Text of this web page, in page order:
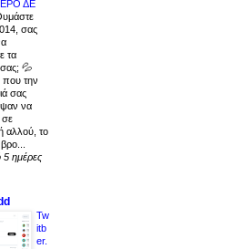
ΔΕ
σας
τα
💦
την
σας
να
σε
αλλού, το
5 ημέρες
Tw
itb
er.